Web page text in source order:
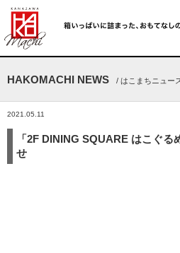
HAKOMACHI NEWS / はこまちニュー
2021.05.11
「2F DINING SQUARE はこぐ
せ